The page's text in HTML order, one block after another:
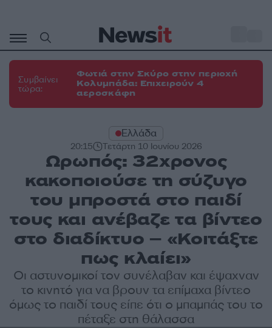
περιεχόμενο
Συμβαίνει
τώρα:
Φωτιά στην Σκύρο στην περιοχή
Κολυμπάδα: Επιχειρούν 4
αεροσκάφη
Ελλάδα
20:15 Τετάρτη 10 Ιουνίου 2026
Ωρωπός: 32χρονος
κακοποιούσε τη σύζυγο
του μπροστά στο παιδί
τους και ανέβαζε τα βίντεο
στο διαδίκτυο – «Κοιτάξτε
πως κλαίει»
Οι αστυνομικοί τον συνέλαβαν και έψαχναν
το κινητό για να βρουν τα επίμαχα βίντεο
όμως το παιδί τους είπε ότι ο μπαμπάς του το
πέταξε στη θάλασσα